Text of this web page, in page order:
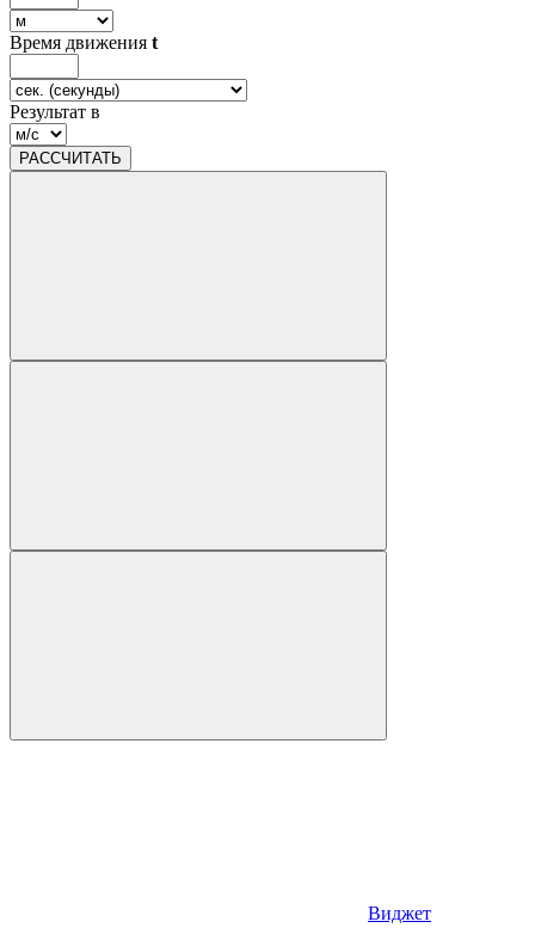
Время движения t
Результат в
РАССЧИТАТЬ
Виджет